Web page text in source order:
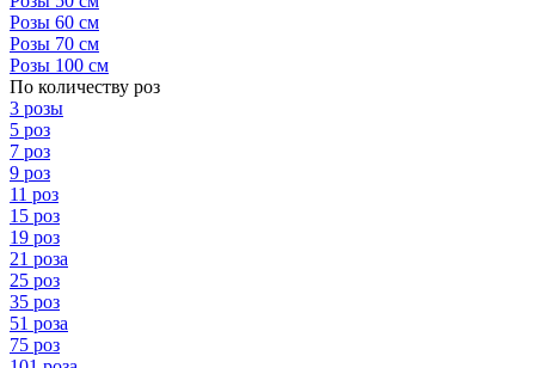
Розы 60 см
Розы 70 см
Розы 100 см
По количеству роз
3 розы
5 роз
7 роз
9 роз
11 роз
15 роз
19 роз
21 роза
25 роз
35 роз
51 роза
75 роз